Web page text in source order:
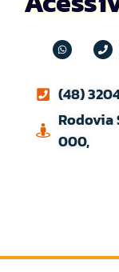
(48)
Rodovia
000,